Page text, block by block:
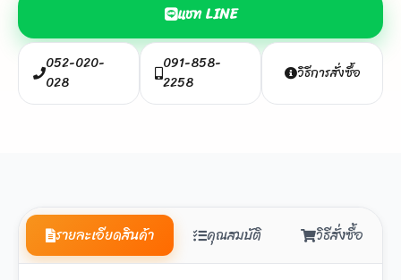
แชท LINE
052-020-
028
091-858-
2258
วิธีการสั่งซื้อ
รายละเอียดสินค้า คุณสมบัติ วิธีสั่งซื้อ